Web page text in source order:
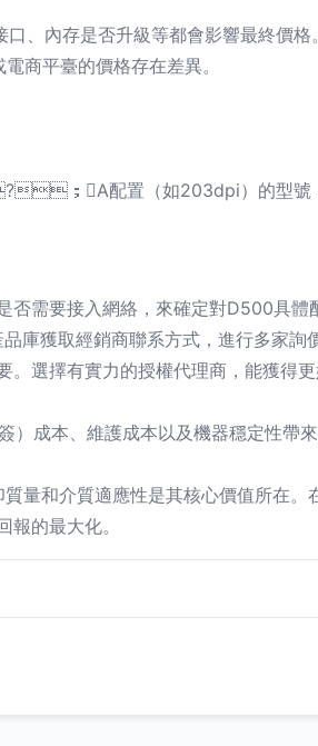
、內存是否升級等都會影響最終價格。
臺的價格存在差異。
；A配置（如203dpi）的型號，
要接入網絡，來確定對D500具體配置
銷商聯系方式，進行多家詢價對比
。選擇有實力的授權代理商，能獲得
成本、維護成本以及機器穩定性帶
量和介質適應性是其核心價值所在。
的最大化。